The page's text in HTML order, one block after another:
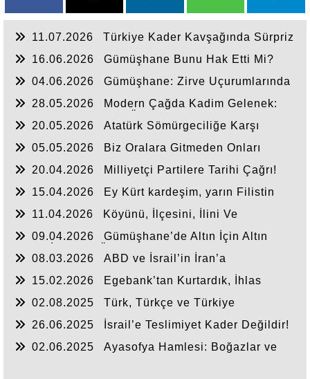
11.07.2026
Türkiye Kader Kavşağında Sürpriz
16.06.2026
Gümüşhane Bunu Hak Etti Mi?
04.06.2026
Gümüşhane: Zirve Uçurumlarında
28.05.2026
Modern Çağda Kadim Gelenek:
20.05.2026
Atatürk Sömürgeciliğe Karşı
05.05.2026
Biz Oralara Gitmeden Onları
20.04.2026
Milliyetçi Partilere Tarihi Çağrı!
15.04.2026
Ey Kürt kardeşim, yarın Filistin
11.04.2026
Köyünü, İlçesini, İlini Ve
Konfederasyon Niçin Vardır?
09.04.2026
Gümüşhane’de Altın İçin Altın
08.03.2026
ABD ve İsrail’in İran’a
15.02.2026
Egebank’tan Kurtardık, İhlas
02.08.2025
Türk, Türkçe ve Türkiye
26.06.2025
İsrail’e Teslimiyet Kader Değildir!
02.06.2025
Ayasofya Hamlesi: Boğazlar ve